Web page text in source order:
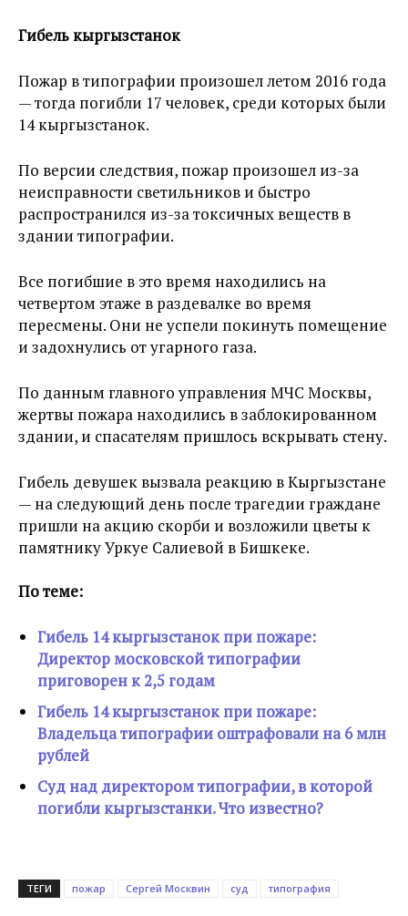
Гибель кыргызстанок
Пожар в типографии произошел летом 2016 года
— тогда погибли 17 человек, среди которых были
14 кыргызстанок.
По версии следствия, пожар произошел из-за
неисправности светильников и быстро
распространился из-за токсичных веществ в
здании типографии.
Все погибшие в это время находились на
четвертом этаже в раздевалке во время
пересмены. Они не успели покинуть помещение
и задохнулись от угарного газа.
По данным главного управления МЧС Москвы,
жертвы пожара находились в заблокированном
здании, и спасателям пришлось вскрывать стену.
Гибель девушек вызвала реакцию в Кыргызстане
— на следующий день после трагедии граждане
пришли на акцию скорби и возложили цветы к
памятнику Уркуе Салиевой в Бишкеке.
По теме:
Гибель 14 кыргызстанок при пожаре:
Директор московской типографии
приговорен к 2,5 годам
Гибель 14 кыргызстанок при пожаре:
Владельца типографии оштрафовали на 6 млн
рублей
Суд над директором типографии, в которой
погибли кыргызстанки. Что известно?
ТЕГИ пожар Сергей Москвин суд типография